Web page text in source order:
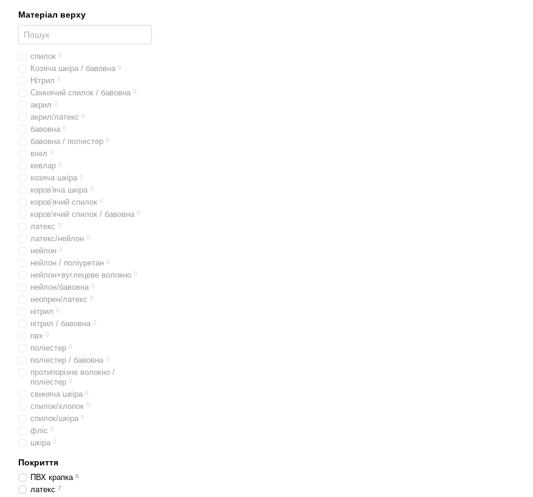
Матеріал верху
спилок 0
Козяча шкіра / бавовна 0
Нітрил 0
Свинячий спилок / бавовна 0
акрил 0
акрил/латекс 0
бавовна 0
бавовна / поліестер 0
вініл 0
кевлар 0
козяча шкіра 0
коров'яча шкіра 0
коров'ячий спилок 0
коров'ячий спилок / бавовна 0
латекс 0
латекс/нейлон 0
нейлон 0
нейлон / поліуретан 0
нейлон+вуглецеве волокно 0
нейлон/бавовна 0
неопрен/латекс 0
нітрил 0
нітрил / бавовна 0
пвх 0
поліестер 0
поліестер / бавовна 0
протипорізне волокно /
поліестер 0
свиняча шкіра 0
спилок/хлопок 0
спилок/шкіра 0
фліс 0
шкіра 0
Покриття
ПВХ крапка 6
латекс 7